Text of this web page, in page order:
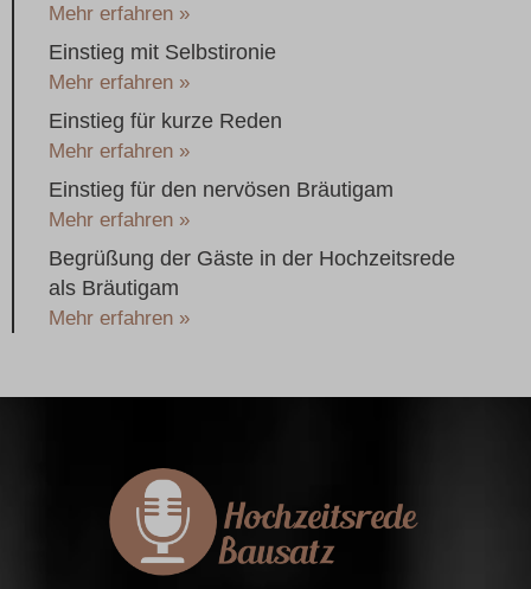
Mehr erfahren »
Einstieg mit Selbstironie
Mehr erfahren »
Einstieg für kurze Reden
Mehr erfahren »
Einstieg für den nervösen Bräutigam
Mehr erfahren »
Begrüßung der Gäste in der Hochzeitsrede
als Bräutigam
Mehr erfahren »